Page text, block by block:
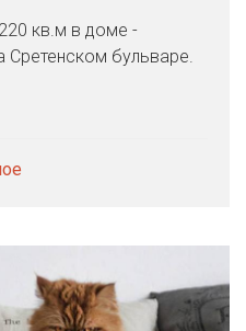
кв.м в доме -
Сретенском бульваре.